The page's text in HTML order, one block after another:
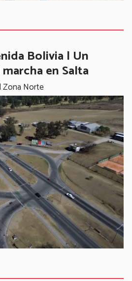
Bolivia | Un
en Salta
Zona Norte